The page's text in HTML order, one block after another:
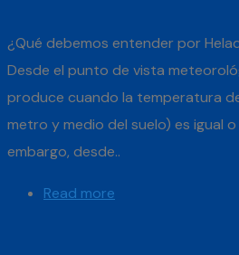
¿Qué debemos entender por
Desde el punto de vista
produce cuando la temperatura
metro y medio del suelo) es igual o
embargo, desde..
Read more